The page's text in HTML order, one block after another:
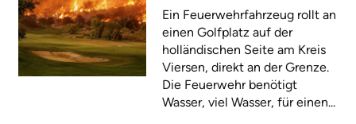
Ein Feuerwehrfahrzeug rollt an
einen Golfplatz auf der
holländischen Seite am Kreis
Viersen, direkt an der Grenze.
Die Feuerwehr benötigt
Wasser, viel Wasser, für einen...